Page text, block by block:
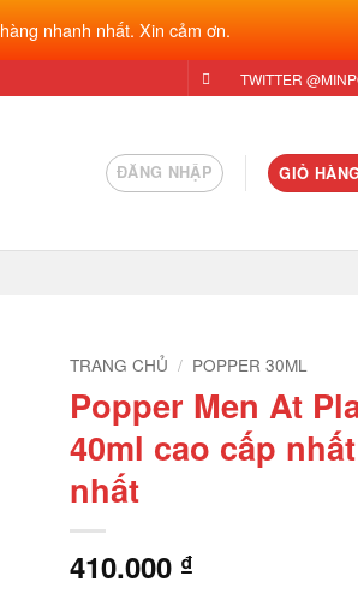
nhanh nhất. Xin cảm ơn.
TWITTER
ĐĂNG NHẬP GIỎ
TRANG CHỦ / POPPER 30ML
Popper Men At
40ml cao cấp
nhất
410.000 ₫